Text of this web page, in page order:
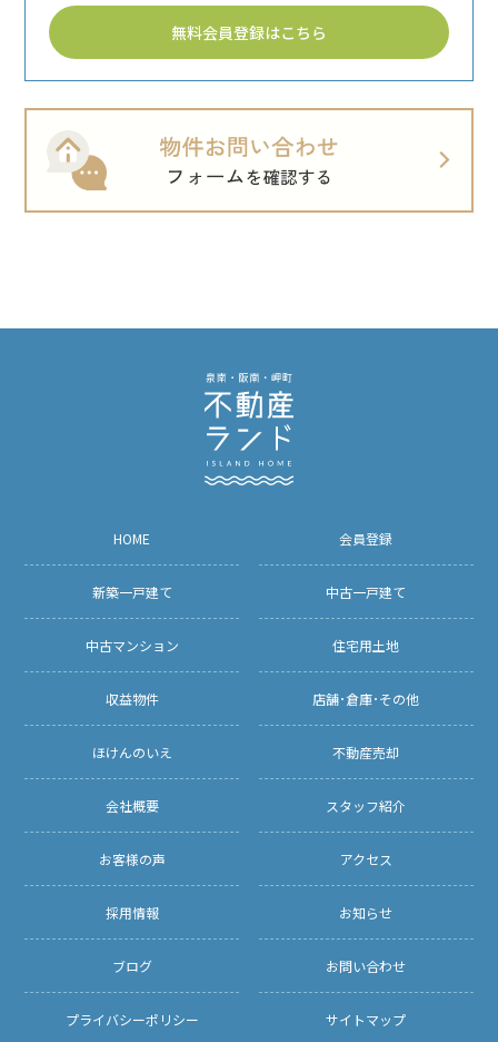
無料会員登録はこちら
HOME 会員登録
新築一戸建て 中古一戸建て
中古マンション 住宅用土地
収益物件 店舗･倉庫･その他
ほけんのいえ 不動産売却
会社概要 スタッフ紹介
お客様の声 アクセス
採用情報 お知らせ
ブログ お問い合わせ
プライバシーポリシー サイトマップ